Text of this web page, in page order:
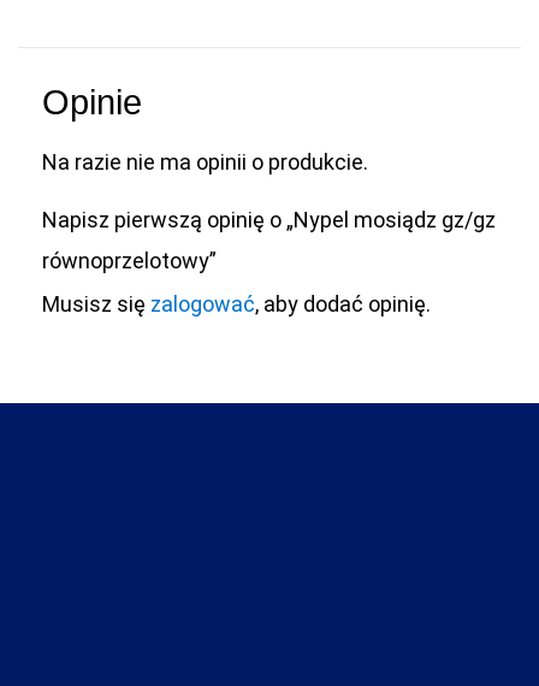
Opinie
Na razie nie ma opinii o produkcie.
Napisz pierwszą opinię o „Nypel mosiądz gz/gz
równoprzelotowy”
Musisz się zalogować, aby dodać opinię.